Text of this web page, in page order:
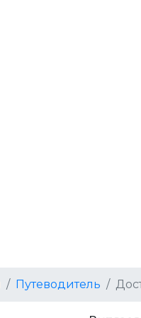
Путеводитель